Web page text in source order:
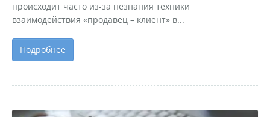
происходит часто из-за незнания техники
взаимодействия «продавец – клиент» в...
Подробнее